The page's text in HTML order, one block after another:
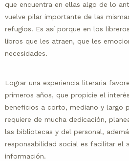
que encuentra en ellas algo de lo
vuelve pilar importante de las
refugios. Es así porque en los
libros que les atraen, que les
necesidades.
Lograr una experiencia literaria
primeros años, que propicie el
beneficios a corto, mediano y largo
requiere de mucha dedicación,
las bibliotecas y del personal,
responsabilidad social es facilitar el
información.